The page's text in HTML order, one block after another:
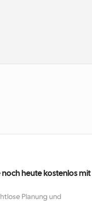
noch heute kostenlos mit
Planung und